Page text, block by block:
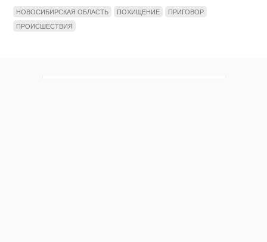
НОВОСИБИРСКАЯ ОБЛАСТЬ ПОХИЩЕНИЕ
ПРИГОВОР
ПРОИСШЕСТВИЯ